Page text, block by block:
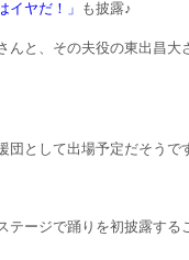
イヤだ！」 も披露♪
んと、その夫役の東出昌大
団として出場予定だそうで
テージで踊りを初披露する